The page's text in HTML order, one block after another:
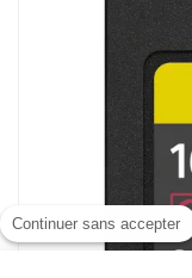
Continuer sans accepter